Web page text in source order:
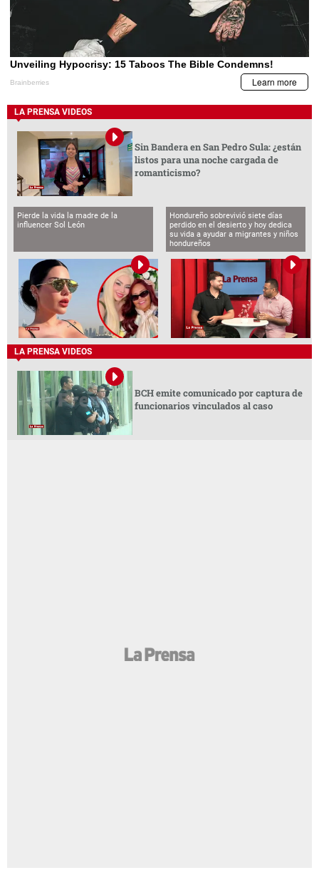
LA PRENSA VIDEOS
Sin Bandera en San Pedro Sula: ¿están
listos para una noche cargada de
romanticismo?
Pierde la vida la madre de la
influencer Sol León
Hondureño sobrevivió siete días
perdido en el desierto y hoy dedica
su vida a ayudar a migrantes y niños
hondureños
LA PRENSA VIDEOS
BCH emite comunicado por captura de
funcionarios vinculados al caso